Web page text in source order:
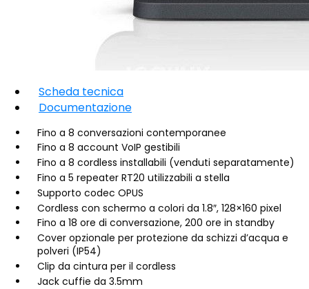
Scheda tecnica
Documentazione
Fino a 8 conversazioni contemporanee
Fino a 8 account VoIP gestibili
Fino a 8 cordless installabili (venduti separatamente)
Fino a 5 repeater RT20 utilizzabili a stella
Supporto codec OPUS
Cordless con schermo a colori da 1.8″, 128×160 pixel
Fino a 18 ore di conversazione, 200 ore in standby
Cover opzionale per protezione da schizzi d’acqua e
polveri (IP54)
Clip da cintura per il cordless
Jack cuffie da 3.5mm